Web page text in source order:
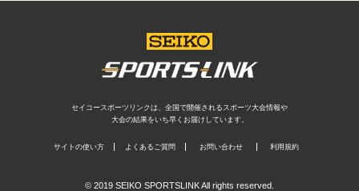
セイコースポーツリンクは、全国で開催されるスポーツ大会情報や
大会の結果をいち早くお届けしています。
サイトの使い方 よくあるご質問 お問い合わせ 利用規約
© 2019 SEIKO SPORTSLINK All rights reserved.